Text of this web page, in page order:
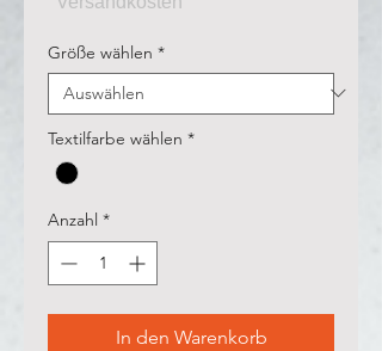
Größe wählen *
Textilfarbe wählen *
Anzahl *
In den Warenkorb